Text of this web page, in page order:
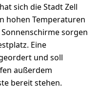
sich die Stadt Zell
hohen Temperaturen
sorgen
Eine
und soll
außerdem
bereit stehen.